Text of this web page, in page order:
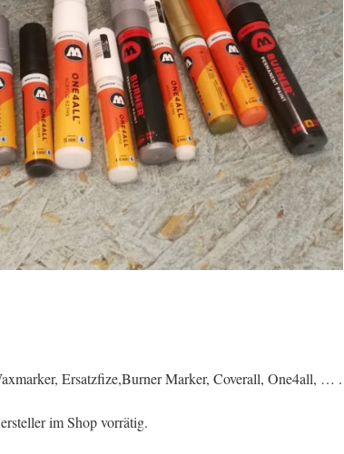
Ersatzfize,Burner Marker, Coverall, One4all, … .
im Shop vorrätig.